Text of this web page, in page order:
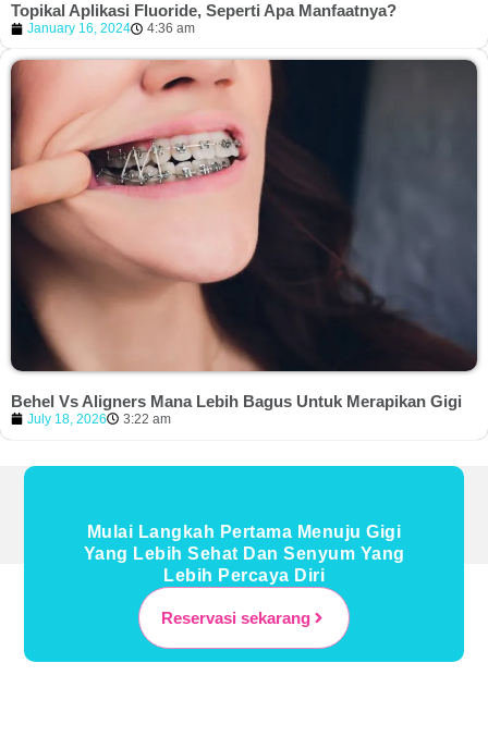
Topikal Aplikasi Fluoride, Seperti Apa Manfaatnya?
January 16, 2024 4:36 am
Behel Vs Aligners Mana Lebih Bagus Untuk Merapikan Gigi
July 18, 2026 3:22 am
Mulai Langkah Pertama Menuju Gigi
Yang Lebih Sehat Dan Senyum Yang
Lebih Percaya Diri
Reservasi sekarang